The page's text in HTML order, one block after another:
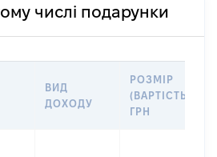
числі подарунки
ВИД
ДОХОДУ
РОЗМІР
(ВАРТІСТЬ),
ГРН